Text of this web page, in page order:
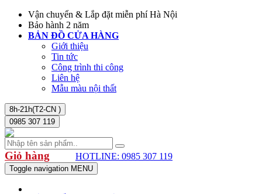
Vận chuyển & Lắp đặt miễn phí Hà Nội
Bảo hành 2 năm
BẢN ĐỒ CỬA HÀNG
Giới thiệu
Tin tức
Công trình thi công
Liên hệ
Mẫu màu nội thất
8h-21h(T2-CN )
0985 307 119
Giỏ hàng HOTLINE: 0985 307 119
Toggle navigation MENU